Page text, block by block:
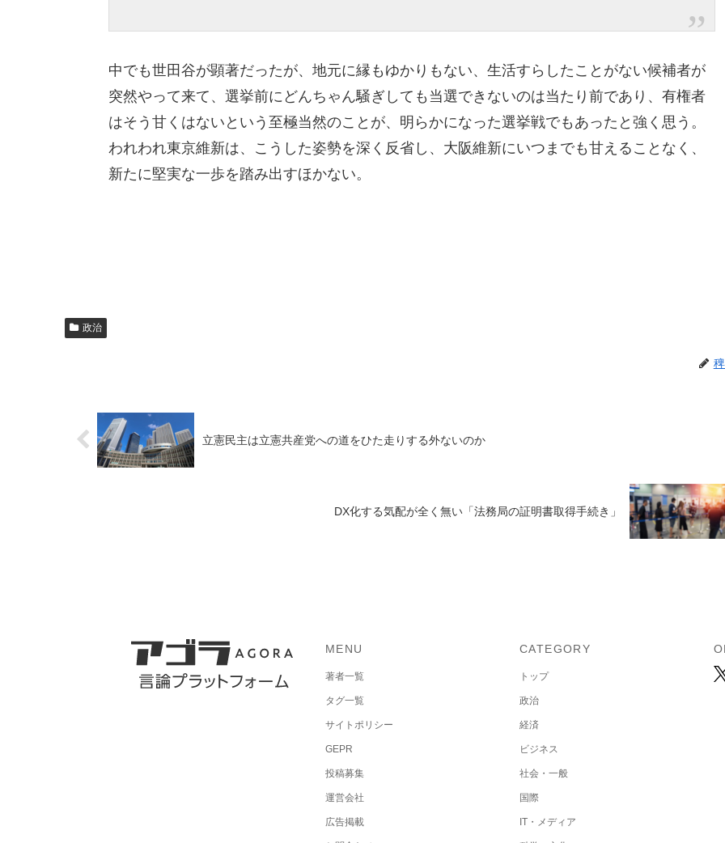
中でも世田谷が顕著だったが、地元に縁もゆかりもない、生活すらしたことがない候補者が
突然やって来て、選挙前にどんちゃん騒ぎしても当選できないのは当たり前であり、有権者
はそう甘くはないという至極当然のことが、明らかになった選挙戦でもあったと強く思う。
われわれ東京維新は、こうした姿勢を深く反省し、大阪維新にいつまでも甘えることなく、
新たに堅実な一歩を踏み出すほかない。
政治
立憲民主は立憲共産党への道をひた走りする外ないのか
DX化する気配が全く無い「法務局の証明書取得手続き」
MENU
著者一覧
タグ一覧
サイトポリシー
GEPR
投稿募集
運営会社
広告掲載
CATEGORY
トップ
政治
経済
ビジネス
社会・一般
国際
IT・メディア